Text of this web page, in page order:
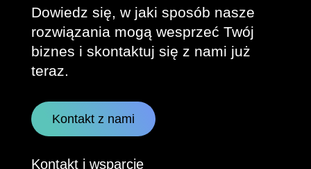
Dowiedz się, w jaki sposób nasze
rozwiązania mogą wesprzeć Twój
biznes i skontaktuj się z nami już
teraz.
Kontakt z nami
Kontakt i wsparcie